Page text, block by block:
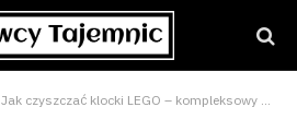
Jak czyszczać klocki LEGO – kompleksowy poradnik dla kolekcjonerów